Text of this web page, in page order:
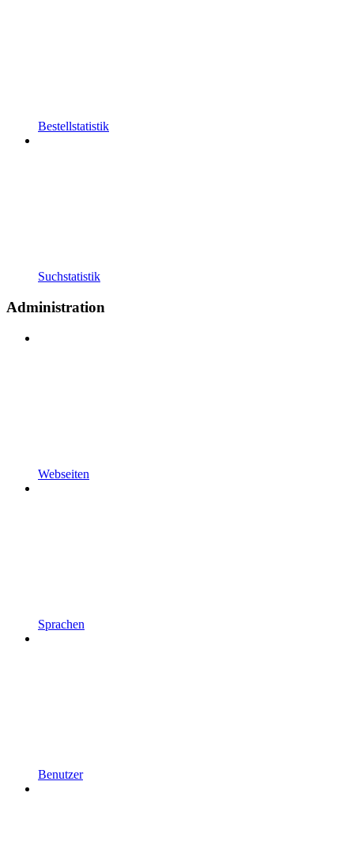
Bestellstatistik
Suchstatistik
Administration
Webseiten
Sprachen
Benutzer